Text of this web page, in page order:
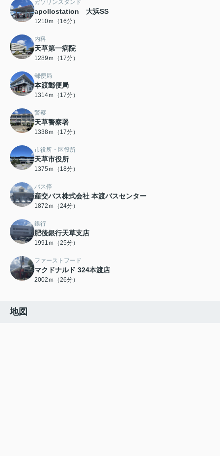
ガソリンスタンド
apollostation 大浜SS
1210ｍ（16分）
内科
天草第一病院
1289ｍ（17分）
郵便局
本渡郵便局
1314ｍ（17分）
警察
天草警察署
1338ｍ（17分）
市役所・区役所
天草市役所
1375ｍ（18分）
バス停
産交バス株式会社 本渡バスセンター
1872ｍ（24分）
銀行
肥後銀行天草支店
1991ｍ（25分）
ファーストフード
マクドナルド 324本渡店
2002ｍ（26分）
地図